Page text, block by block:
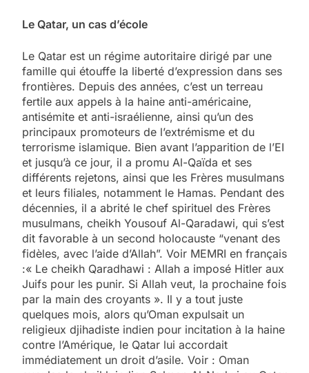
Le Qatar, un cas d’école
Le Qatar est un régime autoritaire dirigé par une
famille qui étouffe la liberté d’expression dans ses
frontières. Depuis des années, c’est un terreau
fertile aux appels à la haine anti-américaine,
antisémite et anti-israélienne, ainsi qu’un des
principaux promoteurs de l’extrémisme et du
terrorisme islamique. Bien avant l’apparition de l’EI
et jusqu’à ce jour, il a promu Al-Qaïda et ses
différents rejetons, ainsi que les Frères musulmans
et leurs filiales, notamment le Hamas. Pendant des
décennies, il a abrité le chef spirituel des Frères
musulmans, cheikh Yousouf Al-Qaradawi, qui s’est
dit favorable à un second holocauste “venant des
fidèles, avec l’aide d’Allah”. Voir MEMRI en français
:« Le cheikh Qaradhawi : Allah a imposé Hitler aux
Juifs pour les punir. Si Allah veut, la prochaine fois
par la main des croyants ». Il y a tout juste
quelques mois, alors qu’Oman expulsait un
religieux djihadiste indien pour incitation à la haine
contre l’Amérique, le Qatar lui accordait
immédiatement un droit d’asile. Voir : Oman